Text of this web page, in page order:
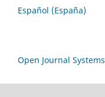
Español (España)
Open Journal Systems